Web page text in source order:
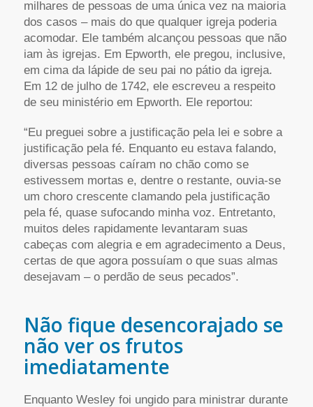
milhares de pessoas de uma única vez na maioria
dos casos – mais do que qualquer igreja poderia
acomodar. Ele também alcançou pessoas que não
iam às igrejas. Em Epworth, ele pregou, inclusive,
em cima da lápide de seu pai no pátio da igreja.
Em 12 de julho de 1742, ele escreveu a respeito
de seu ministério em Epworth. Ele reportou:
“Eu preguei sobre a justificação pela lei e sobre a
justificação pela fé. Enquanto eu estava falando,
diversas pessoas caíram no chão como se
estivessem mortas e, dentre o restante, ouvia-se
um choro crescente clamando pela justificação
pela fé, quase sufocando minha voz. Entretanto,
muitos deles rapidamente levantaram suas
cabeças com alegria e em agradecimento a Deus,
certas de que agora possuíam o que suas almas
desejavam – o perdão de seus pecados”.
Não fique desencorajado se
não ver os frutos
imediatamente
Enquanto Wesley foi ungido para ministrar durante